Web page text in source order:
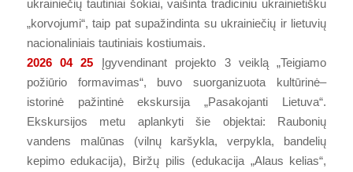
ukrainiečių tautiniai šokiai, vaišinta tradiciniu ukrainietišku
„korvojumi“, taip pat supažindinta su ukrainiečių ir lietuvių
nacionaliniais tautiniais kostiumais.
2026 04 25 Įgyvendinant projekto 3 veiklą „Teigiamo
požiūrio formavimas“, buvo suorganizuota kultūrinė–
istorinė pažintinė ekskursija „Pasakojanti Lietuva“.
Ekskursijos metu aplankyti šie objektai: Raubonių
vandens malūnas (vilnų karšykla, verpykla, bandelių
kepimo edukacija), Biržų pilis (edukacija „Alaus kelias“,